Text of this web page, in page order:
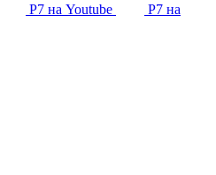
Р7 на Youtube Р7 на